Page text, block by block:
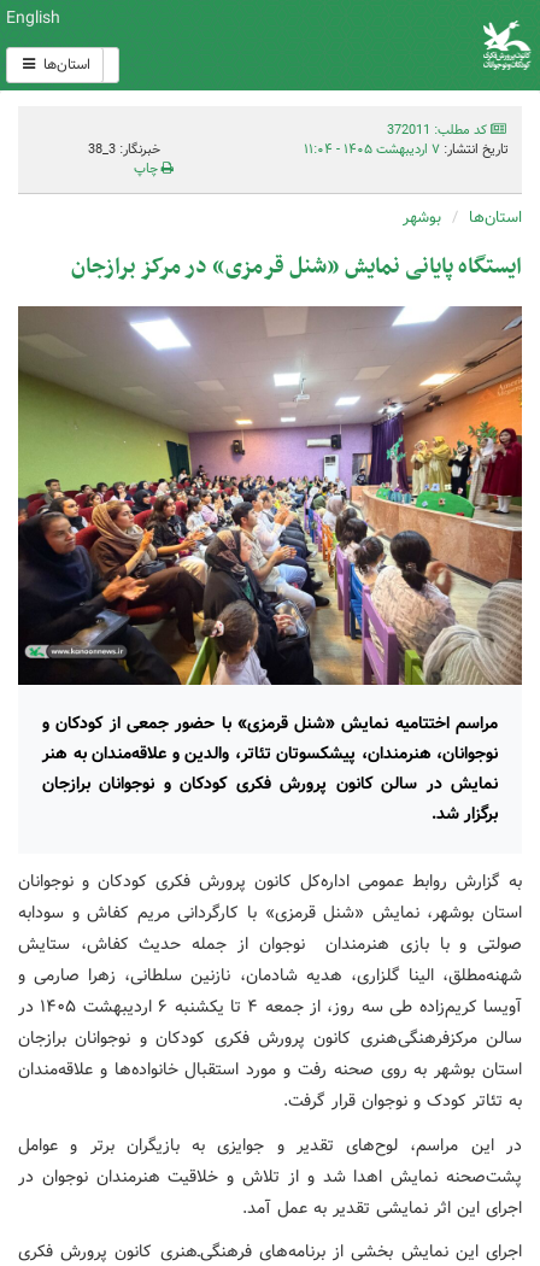
English
استان‌ها
کد مطلب: 372011
تاریخ انتشار: ۷ اردیبهشت ۱۴۰۵ - ۱۱:۰۴
خبرنگار: 3_38
چاپ
استان‌ها بوشهر
ایستگاه پایانی نمایش «شنل قرمزی» در مرکز برازجان
مراسم اختتامیه نمایش «شنل قرمزی» با حضور جمعی از کودکان و
نوجوانان، هنرمندان، پیشکسوتان تئاتر، والدین و علاقه‌مندان به هنر
نمایش در سالن کانون پرورش فکری کودکان و نوجوانان برازجان
برگزار شد.
به گزارش روابط عمومی اداره‌کل کانون پرورش فکری کودکان و نوجوانان
استان بوشهر، نمایش «شنل قرمزی» با کارگردانی مریم کفاش و سودابه
صولتی و با بازی هنرمندان نوجوان از جمله حدیث کفاش، ستایش
شهنه‌مطلق، الینا گلزاری، هدیه شادمان، نازنین سلطانی، زهرا صارمی و
آویسا کریم‌زاده طی سه روز، از جمعه ۴ تا یکشنبه ۶ اردیبهشت ۱۴۰۵ در
سالن مرکزفرهنگی‌هنری کانون پرورش فکری کودکان و نوجوانان برازجان
استان بوشهر به روی صحنه رفت و مورد استقبال خانواده‌ها و علاقه‌مندان
به تئاتر کودک و نوجوان قرار گرفت.
در این مراسم، لوح‌های تقدیر و جوایزی به بازیگران برتر و عوامل
پشت‌صحنه نمایش اهدا شد و از تلاش و خلاقیت هنرمندان نوجوان در
اجرای این اثر نمایشی تقدیر به عمل آمد.
اجرای این نمایش بخشی از برنامه‌های فرهنگی‌ـ‌هنری کانون پرورش فکری